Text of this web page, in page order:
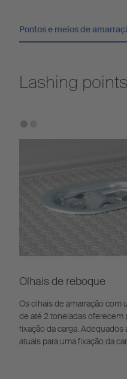
Pontos e meios de
Lashing
Olhais de reboque
Os olhais de amarração com
de até 2 toneladas
fixação da carga.
atuais para uma fixação da